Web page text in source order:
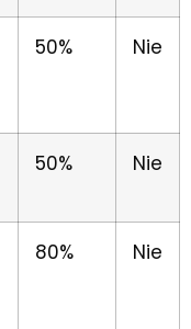
50% Nie
50% Nie
80% Nie